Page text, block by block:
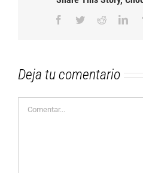
Facebook
TwitterReddit
Deja tu comentario